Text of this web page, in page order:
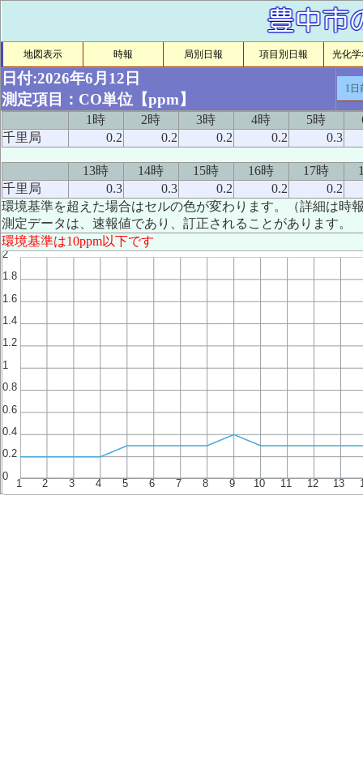
地図表示 時報 局別日報 項目別日報 光化学
日付:2026年6月12日
測定項目：CO単位【ppm】
1日
1時 2時 3時 4時 5時
千里局
0.2 0.2 0.2 0.2 0.3
13時 14時 15時 16時 17時
千里局
0.3 0.3 0.2 0.2
0.2
環境基準を超えた場合はセルの色が変わります。（詳細は時
測定データは、速報値であり、訂正されることがあります。
環境基準は10ppm以下です